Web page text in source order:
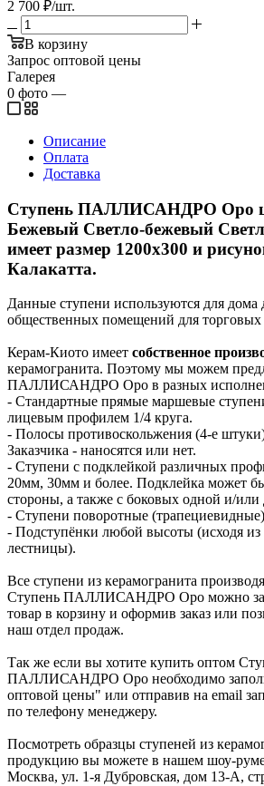
2 700 ₽/шт.
В корзину
Запрос оптовой цены
Галерея
0 фото —
Описание
Оплата
Доставка
Ступень ПАЛЛИСАНДРО Оро
Бежевый Светло-бежевый
имеет размер 1200x300 и
Калакатта.
Данные ступени используются для дома
общественных помещений для торговых
Керам-Киото имеет собственное
керамогранита. Поэтому мы можем
ПАЛЛИСАНДРО Оро в разных
- Стандартные прямые маршевые
лицевым профилем 1/4 круга.
- Полосы противоскольжения (4-е
Заказчика - наносятся или нет.
- Ступени с подклейкой различных
20мм, 30мм и более. Подклейка может
стороны, а также с боковых одной и/или
- Ступени поворотные
- Подступёнки любой высоты (исходя
лестницы).
Все ступени из керамогранита
Ступень ПАЛЛИСАНДРО Оро можно
товар в корзину и оформив заказ или
наш отдел продаж.
Так же если вы хотите купить оптом
ПАЛЛИСАНДРО Оро необходимо
оптовой цены" или отправив на email
по телефону менеджеру.
Посмотреть образцы ступеней из
продукцию вы можете в нашем шоу-руме
Москва, ул. 1-я Дубровская, дом 13-А,